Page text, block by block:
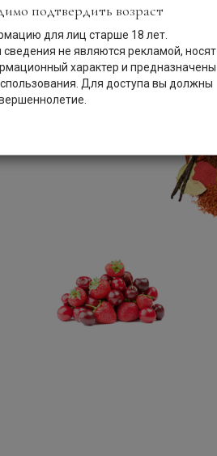
подтвердить возраст
для лиц старше 18 лет.
не являются рекламой, носят
характер и предназначены
Для доступа вы должны